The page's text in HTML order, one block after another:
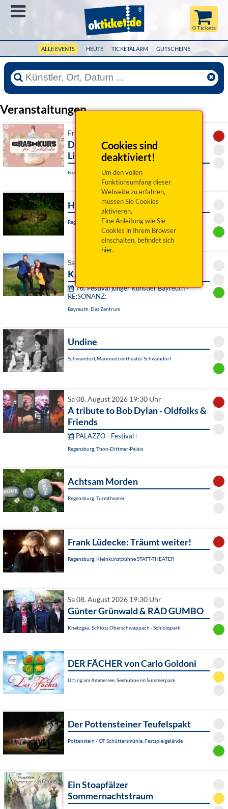
ALLE EVENTS HEUTE TICKETALARM GUTSCHEINE
0 Tickets
Cookies sind
deaktiviert!
Um den vollen
Funktionsumfang dieser
Webseite zu erfahren,
müssen Sie Cookies
aktivieren.
Eine Anleitung wie Sie
Cookies in Ihrem Browser
einschalten, befindet sich
hier.
Veranstaltungen
Fr 07. August 2026 19:00 Uhr
Dinner mit Singer: Crashkurs für
Liebeslieder (Abgesagt » Ersatz)
Neunburg vorm Wald, Schlossgaststätte Kröblitz
Hamlet
Regensburg, Akademietheater
Sa 08. August 2026 19:00 Uhr
KARMA
76. Festival junger Künstler Bayreuth -
RE:SONANZ:
Bayreuth, Das Zentrum
Undine
Schwandorf, Marionettentheater Schwandorf
Sa 08. August 2026 19:30 Uhr
A tribute to Bob Dylan - Oldfolks &
Friends
PALAZZO - Festival :
Regensburg, Thon-Dittmer-Palais
Achtsam Morden
Regensburg, Turmtheater
Frank Lüdecke: Träumt weiter!
Regensburg, Kleinkunstbühne STATT-THEATER
Sa 08. August 2026 19:30 Uhr
Günter Grünwald & RAD GUMBO
Knetzgau, Schloss Oberschwappach - Schlosspark
DER FÄCHER von Carlo Goldoni
Utting am Ammersee, Seebühne im Summerpark
Der Pottensteiner Teufelspakt
Pottenstein / OT Schüttersmühle, Festspielgelände
Ein Stoapfälzer
Sommernachtstraum